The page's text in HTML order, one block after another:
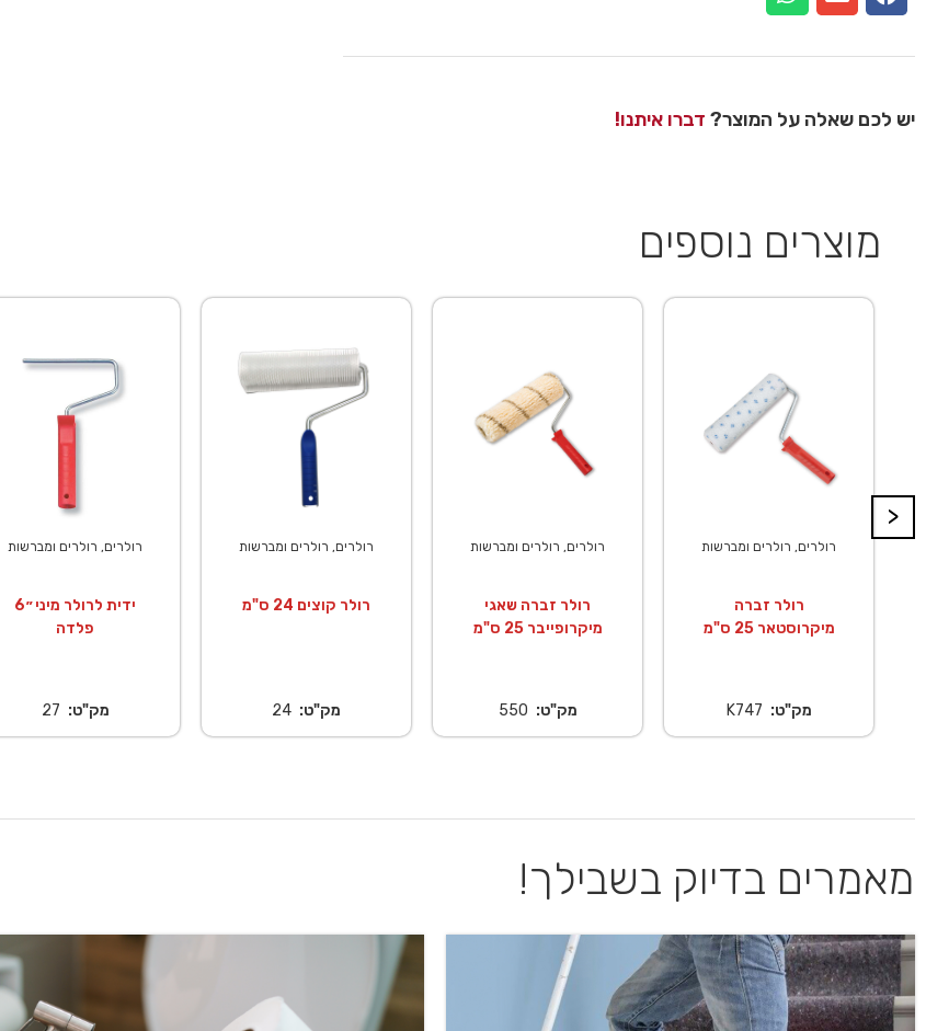
יש לכם שאלה על המוצר? דברו איתנו!
מוצרים נוספים
>
רולרים, רולרים ומברשות
רולר זברה
מיקרוסטאר 25 ס"מ
מק"ט: K747
רולרים, רולרים ומברשות
רולר זברה שאגי
מיקרופייבר 25 ס"מ
מק"ט: 550
רולרים, רולרים ומברשות
רולר קוצים 24 ס"מ
מק"ט: 24
רולרים, רולרים ומברשות
ידית לרולר מיני ״6
פלדה
מק"ט: 27
מאמרים בדיוק בשבילך!